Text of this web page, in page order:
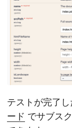
テストが完了
ード でサブス